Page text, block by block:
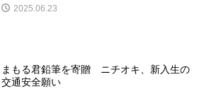
2025.06.23
まもる君鉛筆を寄贈 ニチオキ、新入生の
交通安全願い